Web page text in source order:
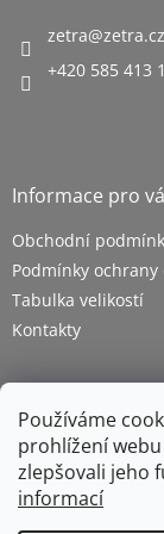
Používáme
prohlížení
zlepšovali jeho
informací
zetra@zetra.cz
+420 585 413
Informace pro
Obchodní
Podmínky
Tabulka velikostí
Kontakty